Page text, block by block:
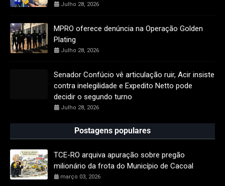
Julho 28, 2026
MPRO oferece denúncia na Operação Golden
Plating
Julho 28, 2026
Senador Confúcio vê articulação ruir, Acir insiste
contra inelegilidade e Expedito Netto pode
decidir o segundo turno
Julho 28, 2026
Postagens populares
TCE-RO arquiva apuração sobre pregão
milionário da frota do Município de Cacoal
março 03, 2026